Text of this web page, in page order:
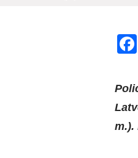
m.).